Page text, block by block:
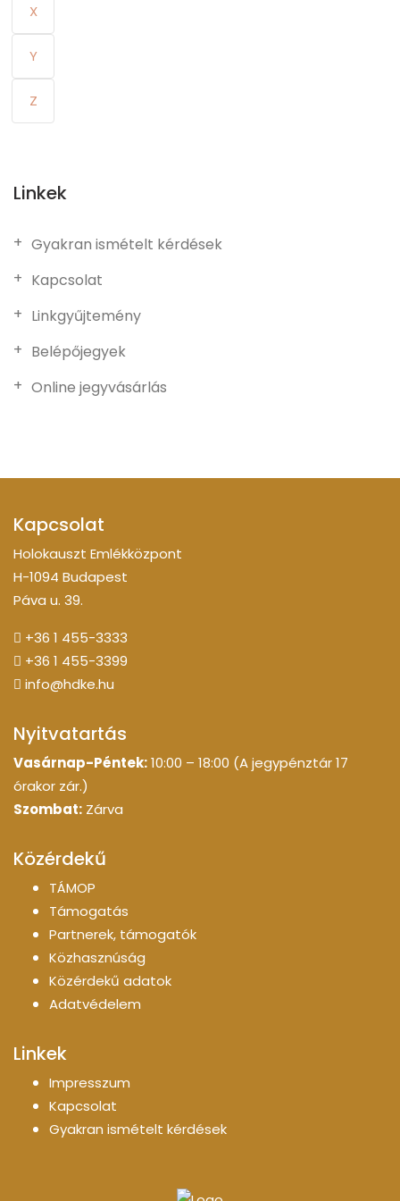
X
Y
Z
Linkek
Gyakran ismételt kérdések
Kapcsolat
Linkgyűjtemény
Belépőjegyek
Online jegyvásárlás
Kapcsolat
Holokauszt Emlékközpont
H-1094 Budapest
Páva u. 39.
+36 1 455-3333
+36 1 455-3399
info@hdke.hu
Nyitvatartás
Vasárnap-Péntek:10:00 – 18:00 (A jegypénztár 17
órakor zár.)
Szombat: Zárva
Közérdekű
TÁMOP
Támogatás
Partnerek, támogatók
Közhasznúság
Közérdekű adatok
Adatvédelem
Linkek
Impresszum
Kapcsolat
Gyakran ismételt kérdések